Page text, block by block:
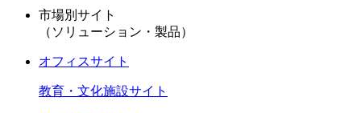
市場別サイト
（ソリューション・製品）
オフィスサイト
教育・文化施設サイト